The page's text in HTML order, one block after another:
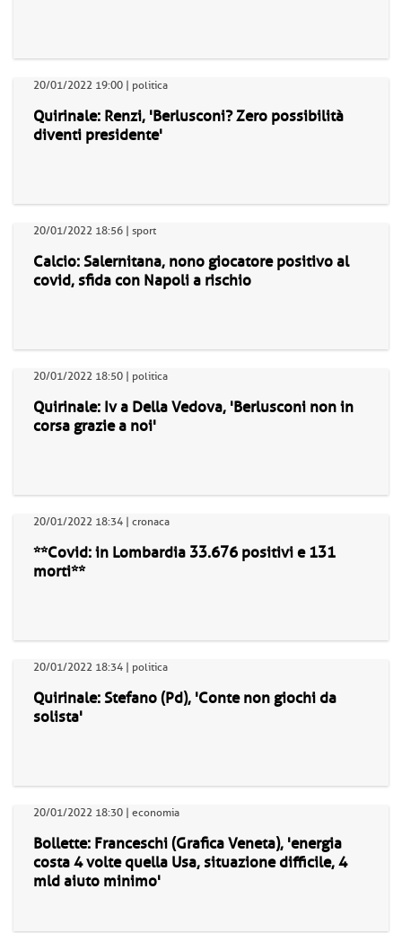
20/01/2022 19:00 | politica
Quirinale: Renzi, 'Berlusconi? Zero possibilità
diventi presidente'
20/01/2022 18:56 | sport
Calcio: Salernitana, nono giocatore positivo al
covid, sfida con Napoli a rischio
20/01/2022 18:50 | politica
Quirinale: Iv a Della Vedova, 'Berlusconi non in
corsa grazie a noi'
20/01/2022 18:34 | cronaca
**Covid: in Lombardia 33.676 positivi e 131
morti**
20/01/2022 18:34 | politica
Quirinale: Stefano (Pd), 'Conte non giochi da
solista'
20/01/2022 18:30 | economia
Bollette: Franceschi (Grafica Veneta), 'energia
costa 4 volte quella Usa, situazione difficile, 4
mld aiuto minimo'